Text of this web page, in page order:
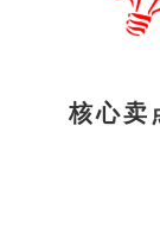
核心卖